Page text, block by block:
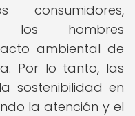
los hombres
ambiental de
Por lo tanto, las
sostenibilidad en
la atención y el